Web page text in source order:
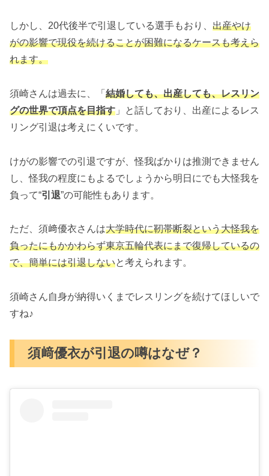
しかし、20代後半で引退している選手もおり、 出産やけ
がの影響で現役を続けることが困難になるケースも考えら
れます。
須崎さんは過去に、「 結婚しても、出産しても、レスリン
グの世界で頂点を目指す 」と話しており、出産によるレス
リング引退は考えにくいです。
けがの影響での引退ですが、怪我ばかりは推測できません
し、怪我の程度にもよるでしょうから明日にでも大怪我を
負って“引退”の可能性もあります。
ただ、須﨑優衣さんは大学時代に靭帯断裂という大怪我を
負ったにもかかわらず東京五輪代表にまで復帰しているの
で、簡単には引退しないと考えられます。
須崎さん自身が納得いくまでレスリングを続けてほしいで
すね♪
須﨑優衣が引退の噂はなぜ？